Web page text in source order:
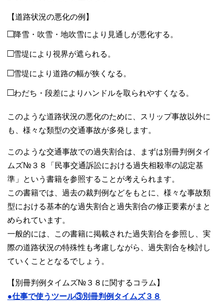
【道路状況の悪化の例】
□降雪・吹雪・地吹雪により見通しが悪化する。
□雪堤により視界が遮られる。
□雪堤により道路の幅が狭くなる。
□わだち・段差によりハンドルを取られやすくなる。
このような道路状況の悪化のために、スリップ事故以外に
も、様々な類型の交通事故が多発します。
このような交通事故での過失割合は、まずは別冊判例タイ
ムズ№３８「民事交通訴訟における過失相殺率の認定基
準」という書籍を参照することが考えられます。
この書籍では、過去の裁判例などをもとに、様々な事故類
型における基本的な過失割合と過失割合の修正要素がまと
められています。
一般的には、この書籍に掲載された過失割合を参照し、実
際の道路状況の特殊性も考慮しながら、過失割合を検討し
ていくこととなるでしょう。
【別冊判例タイムズ№３８に関するコラム】
●仕事で使うツール③別冊判例タイムズ３８